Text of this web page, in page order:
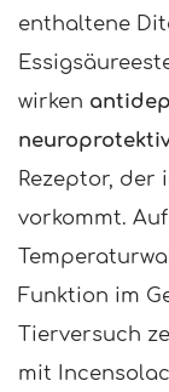
enthaltene
wirken
Rezeptor, der
vorkommt.
Funktion im
Tierversuch
mit